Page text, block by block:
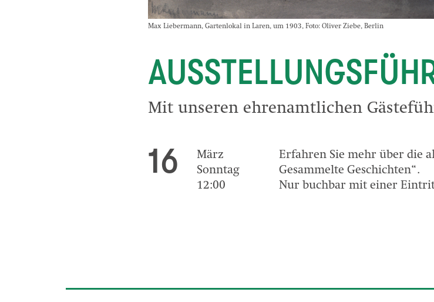
Max Liebermann, Gartenlokal in Laren, um 1903, Foto: Oliver Ziebe, Berlin
Mit unseren ehrenamtlichen
Erfahren Sie mehr über die
Gesammelte Geschichten“.
Nur buchbar mit einer
16
März
Sonntag
12:00